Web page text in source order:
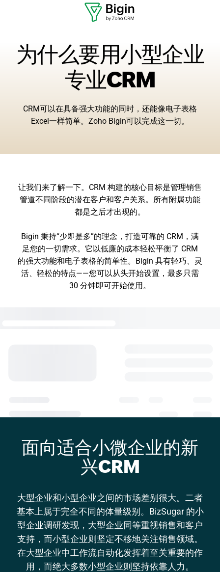
为什么要用小型企业
专业CRM
CRM可以在具备强大功能的同时，还能像电子表格
Excel一样简单。Zoho Bigin可以完成这一切。
让我们来了解一下。CRM 构建的核心目标是管理销售
管道不同阶段的潜在客户和客户关系。所有附属功能
都是之后才出现的。
Bigin 秉持“少即是多”的理念，打造可靠的 CRM，满
足您的一切需求。它以低廉的成本轻松平衡了 CRM
的强大功能和电子表格的简单性。Bigin 具有轻巧、灵
活、轻松的特点——您可以从头开始设置，最多只需
30 分钟即可开始使用。
面向适合小微企业的新
兴CRM
大型企业和小型企业之间的市场差别很大。二者
基本上属于完全不同的体量级别。BizSugar 的小
型企业调研发现，大型企业同等重视销售和客户
支持，而小型企业则坚定不移地关注销售领域。
在大型企业中工作流自动化发挥着至关重要的作
用，而绝大多数小型企业则坚持依靠人力。